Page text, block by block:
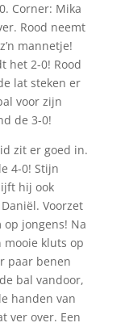
Corner: Mika
Rood neemt
mannetje!
het 2-0! Rood
lat steken er
voor zijn
de 3-0!
zit er goed in.
4-0! Stijn
hij ook
Voorzet
op jongens! Na
mooie kluts op
paar benen
bal vandoor,
handen van
ver over. Een